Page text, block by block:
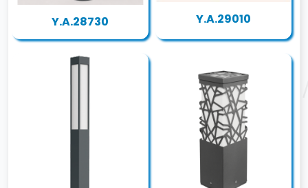
Y.A.28730 Y.A.29010